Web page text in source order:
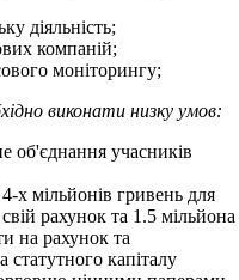
діяльність;
компаній;
моніторингу;
виконати низку умов:
об'єднання учасників
х мільйонів гривень для
рахунок та 1.5 мільйона
на рахунок та
капіталу